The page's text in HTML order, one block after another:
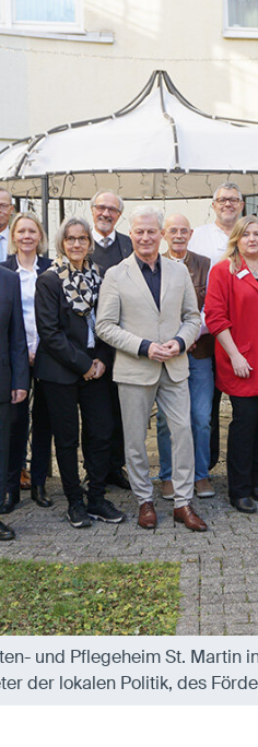
und Pflegeheim St. Martin
der lokalen Politik, des